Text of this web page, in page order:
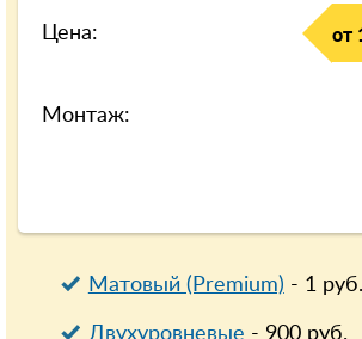
Цена: от
Монтаж:
Матовый (Premium) - 1руб.
Двухуровневые - 900руб.